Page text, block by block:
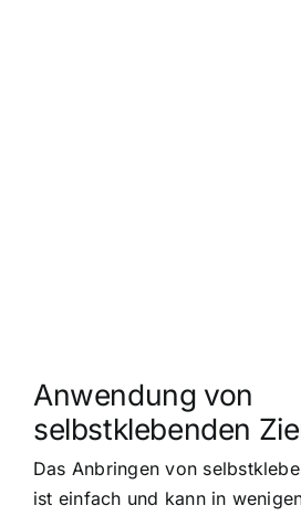
Anwendung von
selbstklebenden
Das Anbringen von
ist einfach und kann in